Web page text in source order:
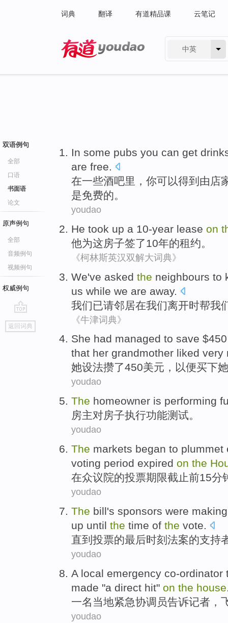
词典 翻译 有道精品课 云笔记
中英
双语例句
全部
口语
书面语
论文
原声例句
全部
音频例句
视频例句
权威例句
go
top
返回词典
In some pubs you can get
are free.
在一些酒吧里，你可以得到由店
是免费的。
youdao
He took up a 10-year lease on
他为这房子签了10年的租约。
《柯林斯英汉双解大词典》
We've asked the neighbours to
us while we are away.
我们已请邻居在我们离开时帮我
《牛津词典》
She had managed to save
that her grandmother liked very
她设法攒了450美元， 以便买下她
youdao
The homeowner is performing
房主对房子执行功能测试。
youdao
The markets began to
voting period expired on the
在众议院的投票期限截止前15分
youdao
The bill's sponsors were
up until the time of the vote.
直到 投票的最后时刻 法案的支持
youdao
A local emergency co-ordinator
made "a direct hit" on the house
一名 当地紧急协调员告诉记者 ，
youdao